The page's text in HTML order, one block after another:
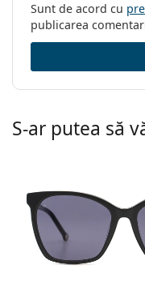
Sunt de acord cu
publicarea
S-ar putea să